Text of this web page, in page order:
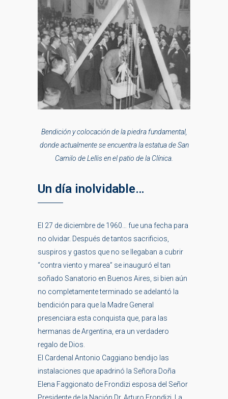
Bendición y colocación de la piedra fundamental,
donde actualmente se encuentra la estatua de San
Camilo de Lellis en el patio de la Clínica.
Un día inolvidable…
El 27 de diciembre de 1960… fue una fecha para
no olvidar. Después de tantos sacrificios,
suspiros y gastos que no se llegaban a cubrir
“contra viento y marea” se inauguró el tan
soñado Sanatorio en Buenos Aires, si bien aún
no completamente terminado se adelantó la
bendición para que la Madre General
presenciara esta conquista que, para las
hermanas de Argentina, era un verdadero
regalo de Dios.
El Cardenal Antonio Caggiano bendijo las
instalaciones que apadrinó la Señora Doña
Elena Faggionato de Frondizi esposa del Señor